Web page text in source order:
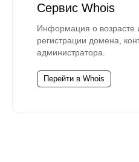
Сервис Whois
Информация о возрасте
регистрации домена,
администратора.
Перейти в Whois